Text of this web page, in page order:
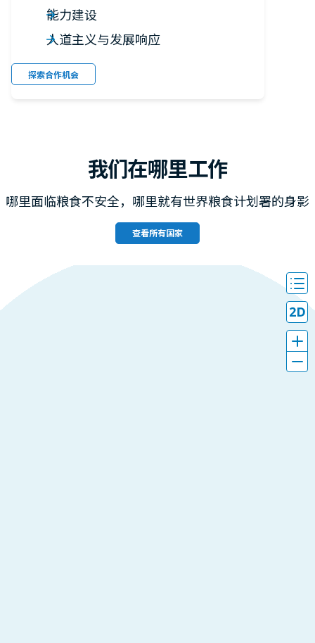
能力建设
人道主义与发展响应
探索合作机会
我们在哪里工作
哪里面临粮食不安全，哪里就有世界粮食计划署的身影
查看所有国家